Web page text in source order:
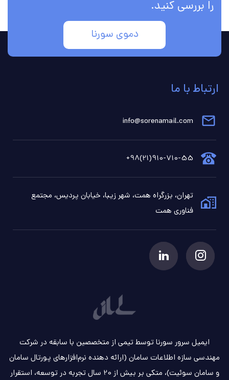
را بررسی کنید.
دموی سورنا
ارتباط با ما
info@sorenamail.com
910-710-55(21)98+
تهران، بزرگراه همت، شهر زیبا، خیابان پردیس، مجتمع
فناوری همت
ایمیل سرور سورنا توسط تیمی از متخصصین با سابقه در شرکت
مهندسی سازه اطلاعات سامان (ارائه دهنده نرم‌افزارهای پورتال سامان
و سامان سوئیت)، متکی بر بیش از 20 سال تجربه در توسعه، استقرار